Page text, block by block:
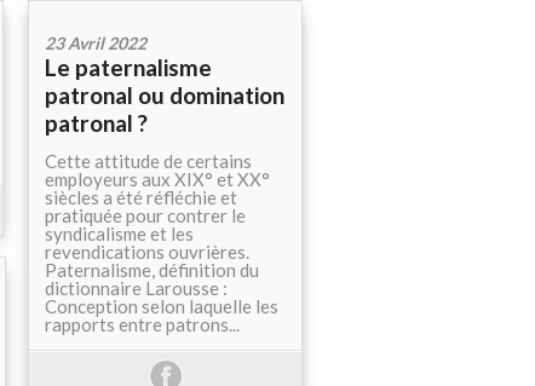
23 Avril 2022
Le paternalisme
patronal ou domination
patronal ?
Cette attitude de certains
employeurs aux XIX° et XX°
siècles a été réfléchie et
pratiquée pour contrer le
syndicalisme et les
revendications ouvrières.
Paternalisme, définition du
dictionnaire Larousse :
Conception selon laquelle les
rapports entre patrons...